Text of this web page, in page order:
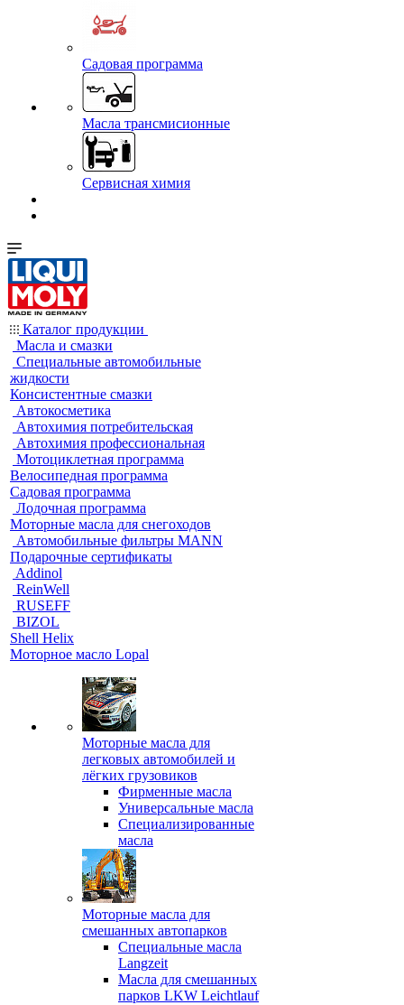
Садовая программа
Масла трансмисионные
Сервисная химия
Каталог продукции
Масла и смазки
Специальные автомобильные
жидкости
Консистентные смазки
Автокосметика
Автохимия потребительская
Автохимия профессиональная
Мотоциклетная программа
Велосипедная программа
Садовая программа
Лодочная программа
Моторные масла для снегоходов
Автомобильные фильтры MANN
Подарочные сертификаты
Addinol
ReinWell
RUSEFF
BIZOL
Shell Helix
Моторное масло Lopal
Моторные масла для
легковых автомобилей и
лёгких грузовиков
Фирменные масла
Универсальные масла
Специализированные
масла
Моторные масла для
смешанных автопарков
Специальные масла
Langzeit
Масла для смешанных
парков LKW Leichtlauf